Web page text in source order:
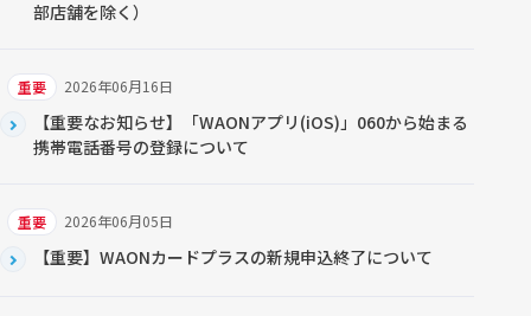
部店舗を除く）
2026年06月16日
重要
【重要なお知らせ】「WAONアプリ(iOS)」060から始まる
携帯電話番号の登録について
2026年06月05日
重要
【重要】WAONカードプラスの新規申込終了について